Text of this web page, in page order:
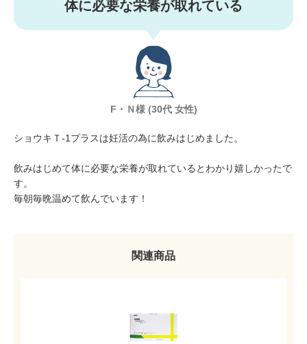
体に必要な栄養が取れている
F・Ｎ様 (30代 女性)
ショウキＴ-1プラスは妊活の為に飲みはじめました。
飲みはじめて体に必要な栄養が取れているとわかり嬉しかったで
す。
毎朝毎晩温めて飲んでいます！
関連商品